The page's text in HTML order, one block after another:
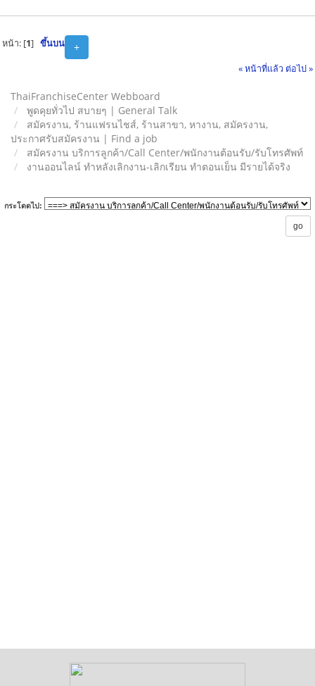
+
หน้า: [1] ขึ้นบน
« หน้าที่แล้ว ต่อไป »
ThaiFranchiseCenter Webboard
พูดคุยทั่วไป สบายๆ | General Talk
สมัครงาน, ร้านแฟรนไชส์, ร้านสาขา, หางาน, สมัครงาน,
ประกาศรับสมัครงาน | Find a job
สมัครงาน บริการลูกค้า/Call Center/พนักงานต้อนรับ/รับโทรศัพท์
งานออนไลน์ ทำหลังเลิกงาน-เลิกเรียน ทำตอนเย็น มีรายได้จริง
กระโดดไป: